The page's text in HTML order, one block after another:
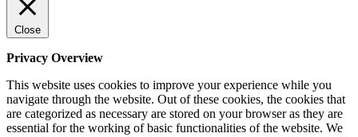
Close
Privacy Overview
This website uses cookies to improve your experience while you
navigate through the website. Out of these cookies, the cookies that
are categorized as necessary are stored on your browser as they are
essential for the working of basic functionalities of the website. We